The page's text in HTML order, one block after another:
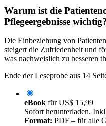
Warum ist die
Pflegeergebnisse
Die Einbeziehung von
steigert die Zufriedenheit und
was nachweislich zu besseren
Ende der Leseprobe aus 14
eBook fürUS$ 15,99
Sofort herunterladen.
Format: PDF – für alle